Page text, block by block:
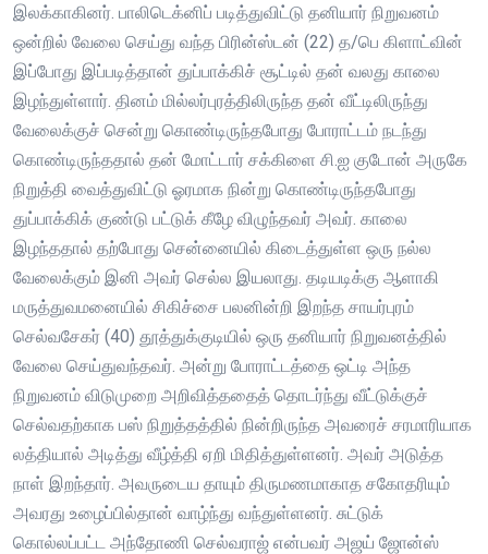
இலக்காகினர். பாலிடெக்னிப் படித்துவிட்டு தனியார் நிறுவனம்
ஒன்றில் வேலை செய்து வந்த பிரின்ஸ்டன் (22) த/பெ கிளாட்வின்
இப்போது இப்படித்தான் துப்பாக்கிச் சூட்டில் தன் வலது காலை
இழந்துள்ளார். தினம் மில்லர்புரத்திலிருந்த தன் வீட்டிலிருந்து
வேலைக்குச் சென்று கொண்டிருந்தபோது போராட்டம் நடந்து
கொண்டிருந்ததால் தன் மோட்டார் சக்கிளை சி.ஐ குடோன் அருகே
நிறுத்தி வைத்துவிட்டு ஓரமாக நின்று கொண்டிருந்தபோது
துப்பாக்கிக் குண்டு பட்டுக் கீழே விழுந்தவர் அவர். காலை
இழந்ததால் தற்போது சென்னையில் கிடைத்துள்ள ஒரு நல்ல
வேலைக்கும் இனி அவர் செல்ல இயலாது. தடியடிக்கு ஆளாகி
மருத்துவமனையில் சிகிச்சை பலனின்றி இறந்த சாயர்புரம்
செல்வசேகர் (40) தூத்துக்குடியில் ஒரு தனியார் நிறுவனத்தில்
வேலை செய்துவந்தவர். அன்று போராட்டத்தை ஒட்டி அந்த
நிறுவனம் விடுமுறை அறிவித்ததைத் தொடர்ந்து வீட்டுக்குச்
செல்வதற்காக பஸ் நிறுத்தத்தில் நின்றிருந்த அவரைச் சரமாரியாக
லத்தியால் அடித்து வீழ்த்தி ஏறி மிதித்துள்ளனர். அவர் அடுத்த
நாள் இறந்தார். அவருடைய தாயும் திருமணமாகாத சகோதரியும்
அவரது உழைப்பில்தான் வாழ்ந்து வந்துள்ளனர். சுட்டுக்
கொல்லப்பட்ட அந்தோணி செல்வராஜ் என்பவர் அஜய் ஜோன்ஸ்